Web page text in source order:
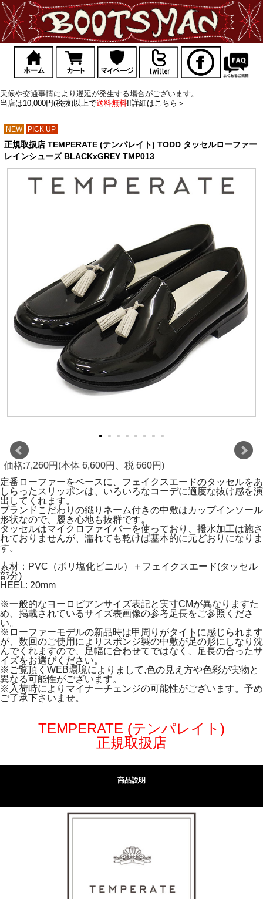
天候や交通事情により遅延が発生する場合がございます。
当店は10,000円(税抜)以上で送料無料!!詳細はこちら＞
NEW PICK UP
正規取扱店 TEMPERATE (テンパレイト) TODD タッセルローファー
レインシューズ BLACKxGREY TMP013
価格:7,260円(本体 6,600円、税 660円)
定番ローファーをベースに、フェイクスエードのタッセルをあ
しらったスリッポンは、いろいろなコーデに適度な抜け感を演
出してくれます。
ブランドこだわりの織りネーム付きの中敷はカップインソール
形状なので、履き心地も抜群です。
タッセルはマイクロファイバーを使っており、撥水加工は施さ
れておりませんが、濡れても乾けば基本的に元どおりになりま
す。
素材：PVC（ポリ塩化ビニル）＋フェイクスエード(タッセル
部分)
HEEL: 20mm
※一般的なヨーロピアンサイズ表記と実寸CMが異なりますた
め、掲載されているサイズ表画像の参考足長をご参照くださ
い。
※ローファーモデルの新品時は甲周りがタイトに感じられます
が、数回のご使用によりスポンジ製の中敷が足の形にしなり沈
んでくれますので、足幅に合わせてではなく、足長の合ったサ
イズをお選びください。
※ご覧頂くWEB環境によりまして,色の見え方や色彩が実物と
異なる可能性がございます。
※入荷時によりマイナーチェンジの可能性がございます。予め
ご了承下さいませ。
TEMPERATE (テンパレイト)
正規取扱店
商品説明